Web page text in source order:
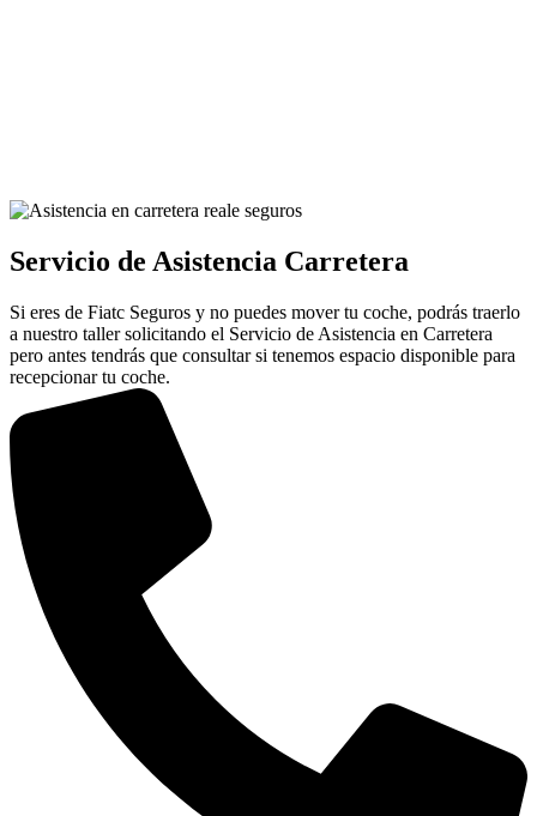
Servicio de Asistencia Carretera
Si eres de Fiatc Seguros y no puedes mover tu coche, podrás traerlo
a nuestro taller solicitando el Servicio de Asistencia en Carretera
pero antes tendrás que consultar si tenemos espacio disponible para
recepcionar tu coche.